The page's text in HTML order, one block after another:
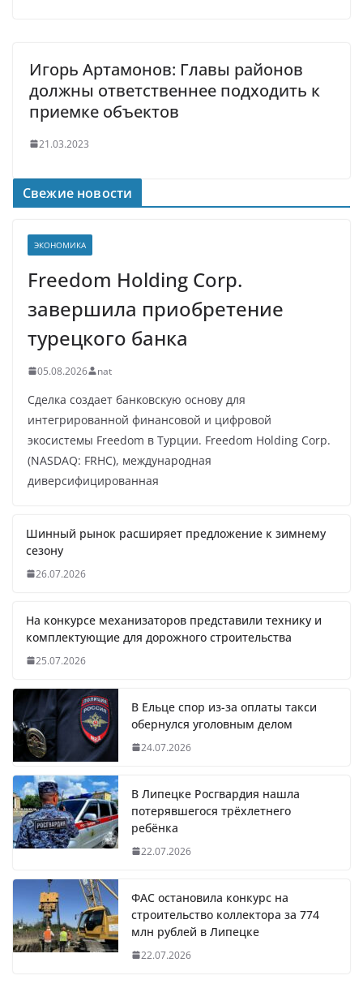
Игорь Артамонов: Главы районов
должны ответственнее подходить к
приемке объектов
21.03.2023
Свежие новости
ЭКОНОМИКА
Freedom Holding Corp.
завершила приобретение
турецкого банка
05.08.2026 nat
Сделка создает банковскую основу для
интегрированной финансовой и цифровой
экосистемы Freedom в Турции. Freedom Holding Corp.
(NASDAQ: FRHC), международная
диверсифицированная
Шинный рынок расширяет предложение к зимнему
сезону
26.07.2026
На конкурсе механизаторов представили технику и
комплектующие для дорожного строительства
25.07.2026
В Ельце спор из-за оплаты такси
обернулся уголовным делом
24.07.2026
В Липецке Росгвардия нашла
потерявшегося трёхлетнего
ребёнка
22.07.2026
ФАС остановила конкурс на
строительство коллектора за 774
млн рублей в Липецке
22.07.2026